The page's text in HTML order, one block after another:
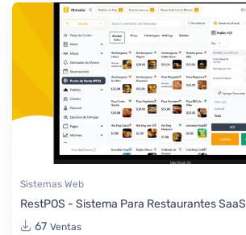
Sistemas Web
RestPOS - Sistema Para Restaurantes SaaS
67 Ventas